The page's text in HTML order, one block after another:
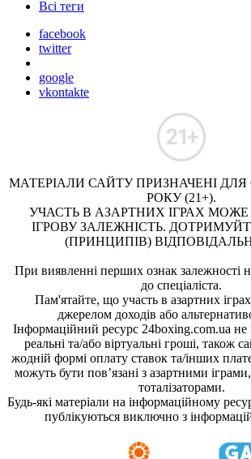
Всі теги
facebook
twitter
google
vkontakte
МАТЕРІАЛИ САЙТУ ПРИЗНАЧЕНІ ДЛЯ
РОКУ (21+).
УЧАСТЬ В АЗАРТНИХ ІГРАХ
ІГРОВУ ЗАЛЕЖНІСТЬ.
(ПРИНЦИПІВ)
При виявленні перших ознак залежності
до спеціаліста.
Пам'ятайте, що участь в азартних
джерелом доходів або
Інформаційний ресурс 24boxing.com.ua не
реальні та/або віртуальні гроші, також
жодній формі оплату ставок та/інших
можуть бути пов’язані з азартними
тоталізаторами.
Будь-які матеріали на інформаційному
публікуються виключно з